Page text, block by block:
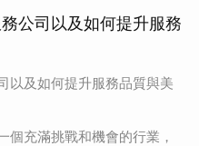
公司以及如何提升服務
以及如何提升服務品質與美
個充滿挑戰和機會的行業，